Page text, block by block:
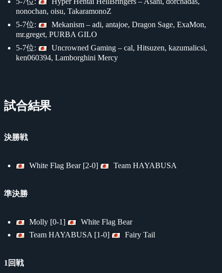
nonochan, oisu, TakaramonoZ
5-7位:
Mekanism – adi, antajoe, Dragon Sage, ExaMon,
mr.greget, PURBA GILO
5-7位:
Uncrowned Gaming – cal, Hitsuzen, kazumalicsi,
ken060394, Lamborghini Mercy
試合結果
決勝戦
White Flag Bear [2-0] Team HAYABUSA
準決勝
Molly [0-1]
White Flag Bear
Team HAYABUSA [1-0]
Fairy Tail
1回戦